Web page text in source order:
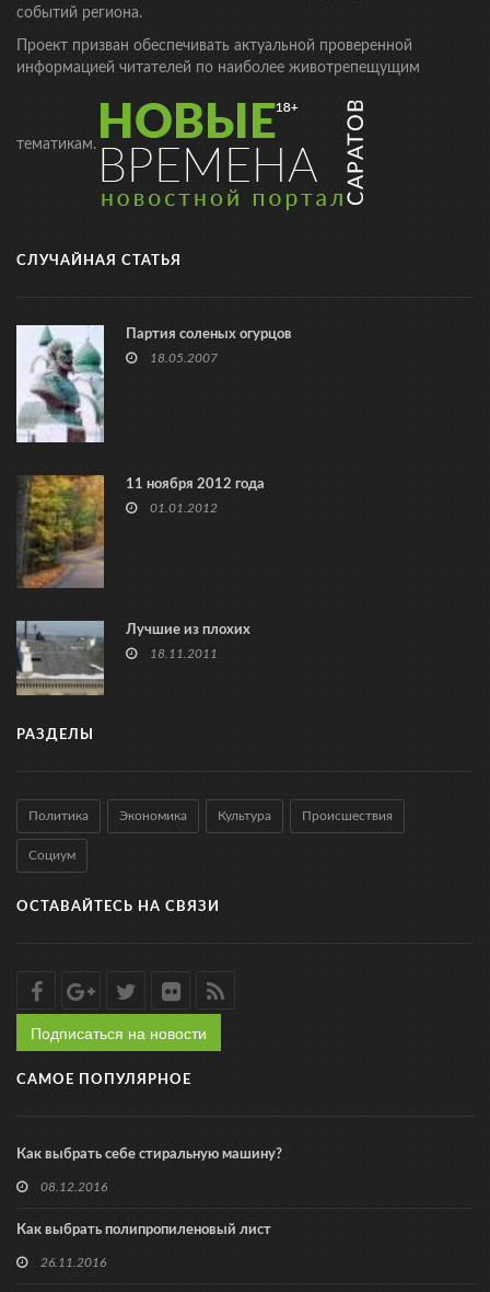
событий региона.
Проект призван обеспечивать актуальной проверенной
информацией читателей по наиболее животрепещущим
тематикам.
СЛУЧАЙНАЯ СТАТЬЯ
Партия соленых огурцов
18.05.2007
11 ноября 2012 года
01.01.2012
Лучшие из плохих
18.11.2011
РАЗДЕЛЫ
Политика Экономика Культура Происшествия
Социум
ОСТАВАЙТЕСЬ НА СВЯЗИ
Подписаться на новости
САМОЕ ПОПУЛЯРНОЕ
Как выбрать себе стиральную машину?
08.12.2016
Как выбрать полипропиленовый лист
26.11.2016